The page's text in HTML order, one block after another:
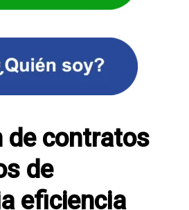
de contratos
de
eficiencia